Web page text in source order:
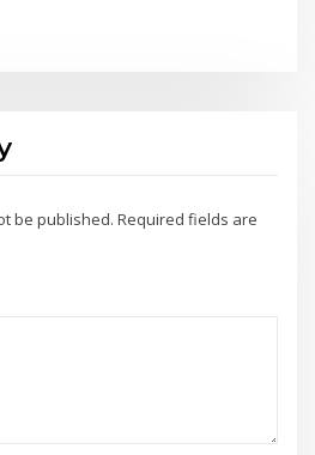
be published. Required fields are